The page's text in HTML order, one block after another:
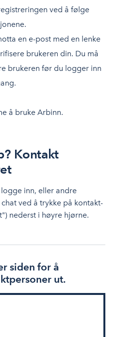
ved å følge
en e-post med en lenke
brukeren din. Du må
brukeren før du logger inn
å bruke Arbinn.
Kontakt
inn, eller andre
ved å trykke på kontakt-
nederst i høyre hjørne.
siden for å
ut.